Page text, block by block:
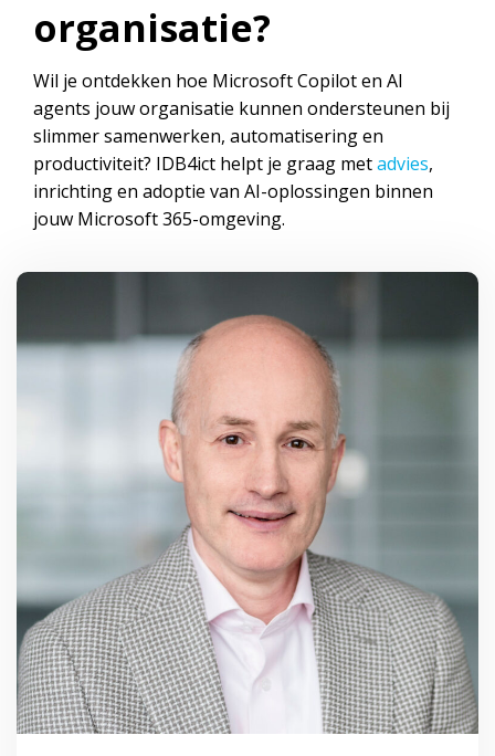
organisatie?
Wil je ontdekken hoe Microsoft Copilot en AI
agents jouw organisatie kunnen ondersteunen bij
slimmer samenwerken, automatisering en
productiviteit? IDB4ict helpt je graag metadvies,
inrichting en adoptie van AI-oplossingen binnen
jouw Microsoft 365-omgeving.